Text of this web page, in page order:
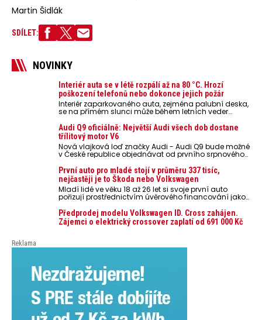
Martin Šidlák
SDÍLET:
NOVINKY
Interiér auta se v létě rozpálí až na 80 °C. Hrozí
poškození telefonů nebo dokonce jejich požár
Interiér zaparkovaného auta, zejména palubní deska,
se na přímém slunci může během letních veder
nebezpečí pro odložené mobilní telefony, powerbanky
nebo notebooky. Můžou urychlit stárnutí baterií,
poškodit elektroniku a ve výjimečných případech i
zvýšit riziko požáru.
Audi Q9 oficiálně: Největší Audi všech dob dostane
třílitový motor V6
Nová vlajková loď značky Audi - Audi Q9 bude možné
v České republice objednávat od prvního srpnového
První auto pro mladé stojí v průměru 337 tisíc,
nejčastěji je to Škoda nebo Volkswagen
Mladí lidé ve věku 18 až 26 let si svoje první auto
pořizují prostřednictvím úvěrového financování jako
auto. Průměrná pořizovací cena vozu dosahuje 337
tisíc korun a průměrná financovaná částka
přesahuje 251 tisíc korun. Vyplývá to z dat Leasingu
Předprodej modelu Volkswagen ID. Cross zahájen.
Zájemci o elektrický crossover zaplatí od 691 000 Kč
Reklama